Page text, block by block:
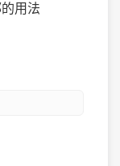
用法